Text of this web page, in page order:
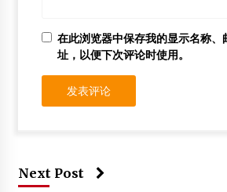
在此浏览器中保存我的显示名称、
址，以便下次评论时使用。
Next Post